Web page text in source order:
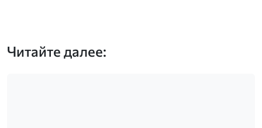
Читайте далее: